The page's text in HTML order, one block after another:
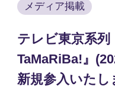
メディア掲載
テレビ東京系列
TaMaRiBa!』
新規参入いたし